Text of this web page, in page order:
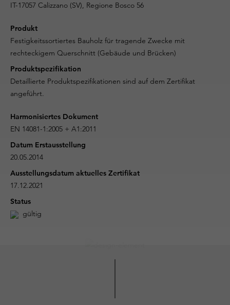
IT-17057 Calizzano (SV), Regione Bosco 56
Produkt
Festigkeitssortiertes Bauholz für tragende Zwecke mit
rechteckigem Querschnitt (Gebäude und Brücken)
Produktspezifikation
Detaillierte Produktspezifikationen sind auf dem Zertifikat
angeführt.
Harmonisiertes Dokument
EN 14081-1:2005 + A1:2011
Datum Erstausstellung
20.05.2014
Ausstellungsdatum aktuelles Zertifikat
17.12.2021
Status
gültig